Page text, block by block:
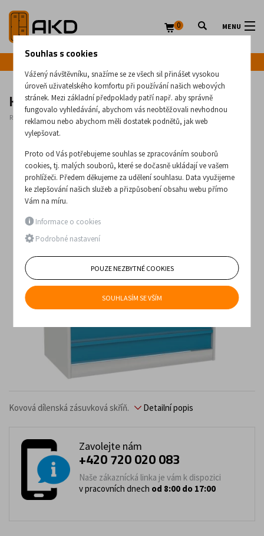
MENU
0
Kovová 10-zásuvková skříň Szw 305
Rozměry: 1000 585 (mm)
Kovová dílenská zásuvková skříň. Detailní popis
Zavolejte nám
+420 720 020 083
Naše zákaznícká linka je vám k dispozici
v pracovních dnech od 8:00 do 17:00
Souhlas s cookies
Vážený návštěvníku, snažíme se ze všech sil přinášet vysokou
úroveň uživatelského komfortu při používání našich webových
stránek. Mezi základní předpoklady patří např. aby správně
fungovalo vyhledávání, abychom vás neobtěžovali nevhodnou
reklamou nebo abychom měli dostatek podnětů, jak web
vylepšovat.
Proto od Vás potřebujeme souhlas se zpracováním souborů
cookies, tj. malých souborů, které se dočasně ukládají ve vašem
prohlížeči. Předem děkujeme za udělení souhlasu. Data využijeme
ke zlepšování našich služeb a přizpůsobení obsahu webu přímo
Vám na míru.
Informace o cookies
Podrobné nastavení
POUZE NEZBYTNÉ COOKIES
SOUHLASÍM SE VŠÍM